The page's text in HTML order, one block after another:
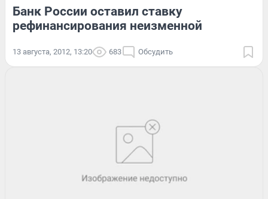
Банк России оставил ставку
рефинансирования неизменной
13 августа, 2012, 13:20 683 Обсудить